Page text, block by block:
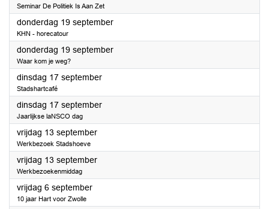
Seminar De Politiek Is Aan Zet
donderdag 19 september2024
KHN - horecatour
donderdag 19 september2024
Waar kom je weg?
dinsdag 17 september2024
Stadshartcafé
dinsdag 17 september2024
Jaarlijkse laNSCO dag
vrijdag 13 september2024
Werkbezoek Stadshoeve
vrijdag 13 september2024
Werkbezoekenmiddag
vrijdag 6 september2024
10 jaar Hart voor Zwolle